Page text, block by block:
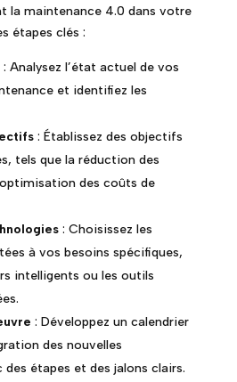
la maintenance 4.0 dans votre
étapes clés :
: Analysez l’état actuel de vos
et identifiez les
: Établissez des objectifs
tels que la réduction des
des coûts de
: Choisissez les
à vos besoins spécifiques,
intelligents ou les outils
: Développez un calendrier
des nouvelles
étapes et des jalons clairs.